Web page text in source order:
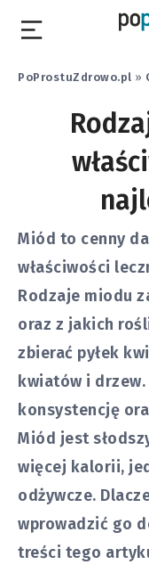
PoProstuZdrowo.pl »
Miód to cenny
właściwości
Rodzaje miodu
oraz z jakich
zbierać pyłek
kwiatów i drzew.
konsystencję
Miód jest
więcej kalorii,
odżywcze.
wprowadzić go
treści tego